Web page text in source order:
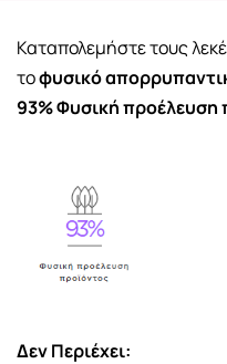
Καταπολεμήστε τους
τοφυσικό
93% Φυσική προέλευση
Δεν Περιέχει: